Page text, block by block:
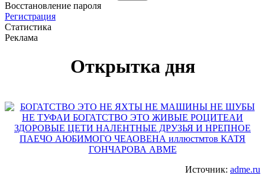
Восстановление пароля
Регистрация
Статистика
Реклама
Открытка дня
Источник: adme.ru